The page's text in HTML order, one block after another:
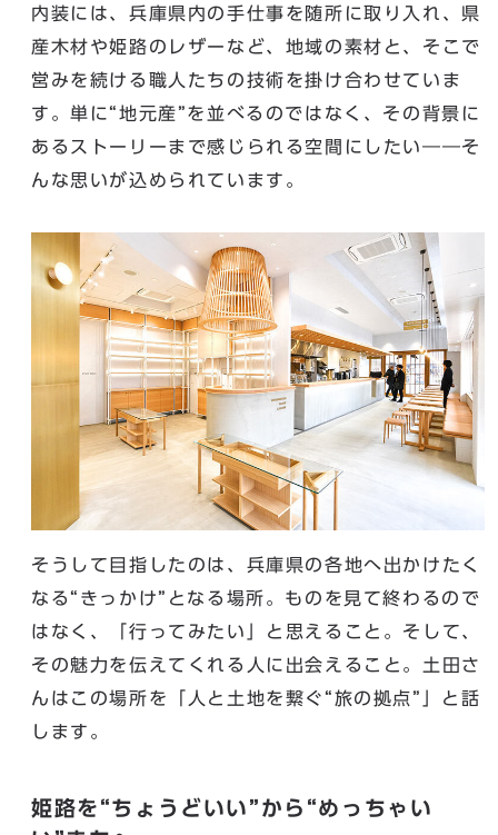
内装には、兵庫県内の手仕事を随所に取り入れ、県
産木材や姫路のレザーなど、地域の素材と、そこで
営みを続ける職人たちの技術を掛け合わせていま
す。単に“地元産”を並べるのではなく、その背景に
あるストーリーまで感じられる空間にしたい――そ
んな思いが込められています。
そうして目指したのは、兵庫県の各地へ出かけたく
なる“きっかけ”となる場所。ものを見て終わるので
はなく、「行ってみたい」と思えること。そして、
その魅力を伝えてくれる人に出会えること。土田さ
んはこの場所を「人と土地を繋ぐ“旅の拠点”」と話
します。
姫路を“ちょうどいい”から“めっちゃい